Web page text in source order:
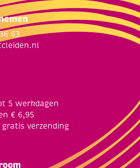
63
5 werkdagen
€ 6,95
gratis verzending